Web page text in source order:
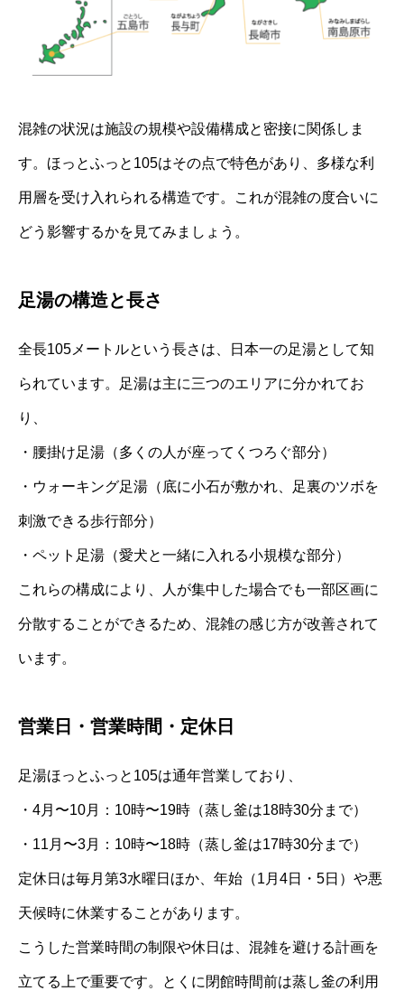
混雑の状況は施設の規模や設備構成と密接に関係しま
す。ほっとふっと105はその点で特色があり、多様な利
用層を受け入れられる構造です。これが混雑の度合いに
どう影響するかを見てみましょう。
足湯の構造と長さ
全長105メートルという長さは、日本一の足湯として知
られています。足湯は主に三つのエリアに分かれてお
り、
・腰掛け足湯（多くの人が座ってくつろぐ部分）
・ウォーキング足湯（底に小石が敷かれ、足裏のツボを
刺激できる歩行部分）
・ペット足湯（愛犬と一緒に入れる小規模な部分）
これらの構成により、人が集中した場合でも一部区画に
分散することができるため、混雑の感じ方が改善されて
います。
営業日・営業時間・定休日
足湯ほっとふっと105は通年営業しており、
・4月〜10月：10時〜19時（蒸し釜は18時30分まで）
・11月〜3月：10時〜18時（蒸し釜は17時30分まで）
定休日は毎月第3水曜日ほか、年始（1月4日・5日）や悪
天候時に休業することがあります。
こうした営業時間の制限や休日は、混雑を避ける計画を
立てる上で重要です。とくに閉館時間前は蒸し釜の利用